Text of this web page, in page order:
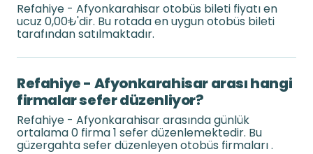
Refahiye - Afyonkarahisar otobüs bileti fiyatı en
ucuz 0,00₺'dir. Bu rotada en uygun otobüs bileti
tarafından satılmaktadır.
Refahiye - Afyonkarahisar arası hangi
firmalar sefer düzenliyor?
Refahiye - Afyonkarahisar arasında günlük
ortalama 0 firma 1 sefer düzenlemektedir. Bu
güzergahta sefer düzenleyen otobüs firmaları .